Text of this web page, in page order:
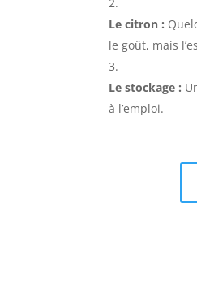
Le citron :
le goût, mais
Le stockage :
à l’emploi.